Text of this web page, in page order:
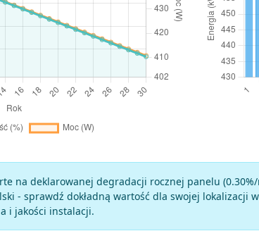
na deklarowanej degradacji rocznej panelu (0.30
- sprawdź dokładną wartość dla swojej lokalizacji w
i jakości instalacji.